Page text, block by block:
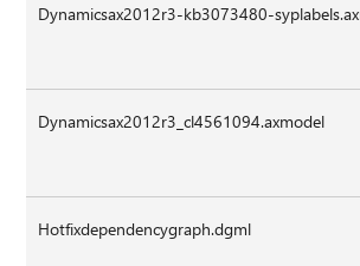
Dynamicsax2012r3-kb3073480-
Dynamicsax2012r3_cl4561094.axmodel
Hotfixdependencygraph.dgml